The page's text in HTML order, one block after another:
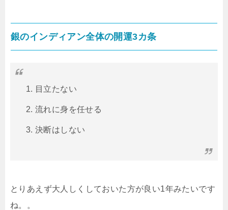
銀のインディアン全体の開運3カ条
目立たない
流れに身を任せる
決断はしない
とりあえず大人しくしておいた方が良い1年みたいです
ね。。